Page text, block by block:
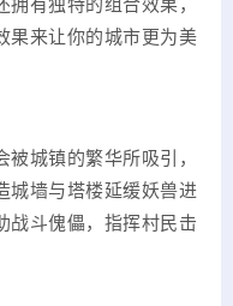
有独特的组合效果，
果来让你的城市更为美
城镇的繁华所吸引，
城墙与塔楼延缓妖兽进
战斗傀儡，指挥村民击